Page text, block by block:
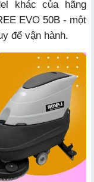
khác của hãng
EVO 50B - một
để vận hành.